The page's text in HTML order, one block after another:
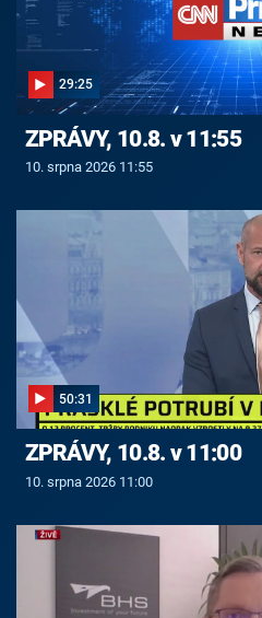
29:25
ZPRÁVY, 10.8. v 11:55
10. srpna 2026 11:55
50:31
ZPRÁVY, 10.8. v 11:00
10. srpna 2026 11:00